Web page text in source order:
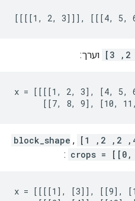
[[[[1, 2, 3]]], [[[4, 5,
וערך:
x = [[[[1, 2, 3], [4, 5,
[[7, 8, 9], [10,
,
block_shape
crops =
:
x = [[[[1], [3]], [[9],